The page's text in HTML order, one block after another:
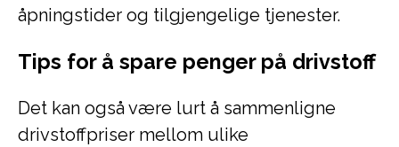
åpningstider og tilgjengelige tjenester.
Tips for å spare penger på drivstoff
Det kan også være lurt å sammenligne
drivstoffpriser mellom ulike